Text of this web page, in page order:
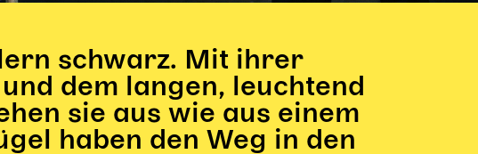
schwarz. Mit ihrer
dem langen, leuchtend
sie aus wie aus einem
haben den Weg in den